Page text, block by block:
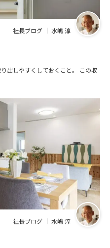
社長ブログ ｜ 水嶋 淳
出しやすくしておくこと。 この収
社長ブログ ｜ 水嶋 淳